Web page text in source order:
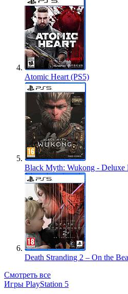
Atomic Heart (PS5)
Black Myth: Wukong - Deluxe
Death Stranding 2 – On the
Смотреть все
Игры PlayStation 5